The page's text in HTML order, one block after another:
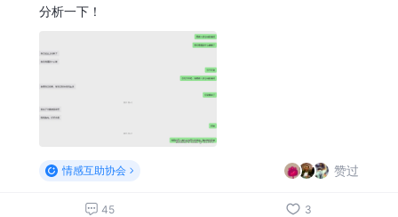
分析一下！
情感互助协会 赞过
45 3